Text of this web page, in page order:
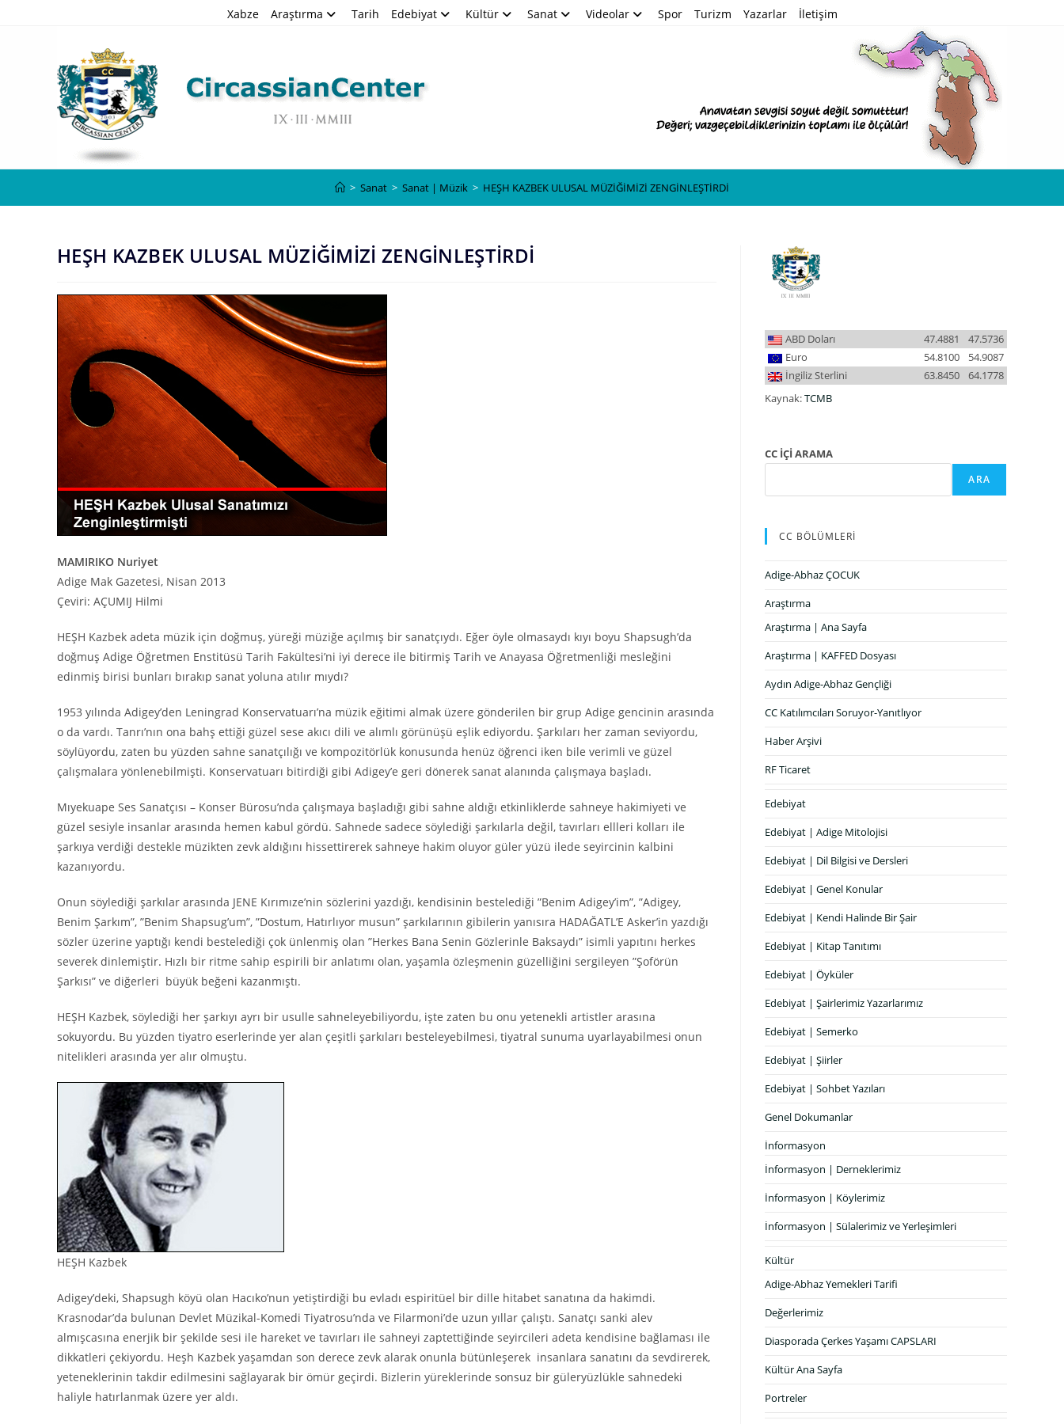
Xabze Araştırma Tarih Edebiyat Kültür Sanat Videolar Spor Turizm Yazarlar İletişim
> Sanat > Sanat | Müzik > HEŞH KAZBEK ULUSAL MÜZİĞİMİZİ ZENGİNLEŞTİRDİ
HEŞH KAZBEK ULUSAL MÜZİĞİMİZİ ZENGİNLEŞTİRDİ
MAMIRIKO Nuriyet
Adige Mak Gazetesi, Nisan 2013
Çeviri: AÇUMIJ Hilmi
HEŞH Kazbek adeta müzik için doğmuş, yüreği müziğe açılmış bir sanatçıydı. Eğer öyle olmasaydı kıyı boyu Shapsugh’da
doğmuş Adige Öğretmen Enstitüsü Tarih Fakültesi’ni iyi derece ile bitirmiş Tarih ve Anayasa Öğretmenliği mesleğini
edinmiş birisi bunları bırakıp sanat yoluna atılır mıydı?
1953 yılında Adigey’den Leningrad Konservatuarı’na müzik eğitimi almak üzere gönderilen bir grup Adige gencinin arasında
o da vardı. Tanrı’nın ona bahş ettiği güzel sese akıcı dili ve alımlı görünüşü eşlik ediyordu. Şarkıları her zaman seviyordu,
söylüyordu, zaten bu yüzden sahne sanatçılığı ve kompozitörlük konusunda henüz öğrenci iken bile verimli ve güzel
çalışmalara yönlenebilmişti. Konservatuarı bitirdiği gibi Adigey’e geri dönerek sanat alanında çalışmaya başladı.
Mıyekuape Ses Sanatçısı – Konser Bürosu’nda çalışmaya başladığı gibi sahne aldığı etkinliklerde sahneye hakimiyeti ve
güzel sesiyle insanlar arasında hemen kabul gördü. Sahnede sadece söylediği şarkılarla değil, tavırları ellleri kolları ile
şarkıya verdiği destekle müzikten zevk aldığını hissettirerek sahneye hakim oluyor güler yüzü ilede seyircinin kalbini
kazanıyordu.
Onun söylediği şarkılar arasında JENE Kırımıze’nin sözlerini yazdığı, kendisinin bestelediği ”Benim Adigey’im”, ”Adigey,
Benim Şarkım”, ”Benim Shapsug’um”, ”Dostum, Hatırlıyor musun” şarkılarının gibilerin yanısıra HADAĞATL’E Asker’in yazdığı
sözler üzerine yaptığı kendi bestelediği çok ünlenmiş olan ”Herkes Bana Senin Gözlerinle Baksaydı” isimli yapıtını herkes
severek dinlemiştir. Hızlı bir ritme sahip espirili bir anlatımı olan, yaşamla özleşmenin güzelliğini sergileyen ”Şoförün
Şarkısı” ve diğerleri büyük beğeni kazanmıştı.
HEŞH Kazbek, söylediği her şarkıyı ayrı bir usulle sahneleyebiliyordu, işte zaten bu onu yetenekli artistler arasına
sokuyordu. Bu yüzden tiyatro eserlerinde yer alan çeşitli şarkıları besteleyebilmesi, tiyatral sunuma uyarlayabilmesi onun
nitelikleri arasında yer alır olmuştu.
HEŞH Kazbek
Adigey’deki, Shapsugh köyü olan Hacıko’nun yetiştirdiği bu evladı espiritüel bir dille hitabet sanatına da hakimdi.
Krasnodar’da bulunan Devlet Müzikal-Komedi Tiyatrosu’nda ve Filarmoni’de uzun yıllar çalıştı. Sanatçı sanki alev
almışcasına enerjik bir şekilde sesi ile hareket ve tavırları ile sahneyi zaptettiğinde seyircileri adeta kendisine bağlaması ile
dikkatleri çekiyordu. Heşh Kazbek yaşamdan son derece zevk alarak onunla bütünleşerek insanlara sanatını da sevdirerek,
yeteneklerinin takdir edilmesini sağlayarak bir ömür geçirdi. Bizlerin yüreklerinde sonsuz bir güleryüzlükle sahnedeki
haliyle hatırlanmak üzere yer aldı.
ABD Doları 47.5736
47.4881
Euro
54.9087
54.8100
İngiliz Sterlini
64.1778
63.8450
Kaynak:TCMB
CC İÇİ ARAMA
ARA
CC BÖLÜMLERİ
Adige-Abhaz ÇOCUK
Araştırma
Araştırma | Ana Sayfa
Araştırma | KAFFED Dosyası
Aydın Adige-Abhaz Gençliği
CC Katılımcıları Soruyor-Yanıtlıyor
Haber Arşivi
RF Ticaret
Edebiyat
Edebiyat | Adige Mitolojisi
Edebiyat | Dil Bilgisi ve Dersleri
Edebiyat | Genel Konular
Edebiyat | Kendi Halinde Bir Şair
Edebiyat | Kitap Tanıtımı
Edebiyat | Öyküler
Edebiyat | Şairlerimiz Yazarlarımız
Edebiyat | Semerko
Edebiyat | Şiirler
Edebiyat | Sohbet Yazıları
Genel Dokumanlar
İnformasyon
İnformasyon | Derneklerimiz
İnformasyon | Köylerimiz
İnformasyon | Sülalerimiz ve Yerleşimleri
Kültür
Adige-Abhaz Yemekleri Tarifi
Değerlerimiz
Diasporada Çerkes Yaşamı CAPSLARI
Kültür Ana Sayfa
Portreler